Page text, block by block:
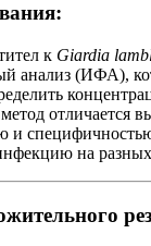
к Giardia
анализ (ИФА),
отличается
и
на